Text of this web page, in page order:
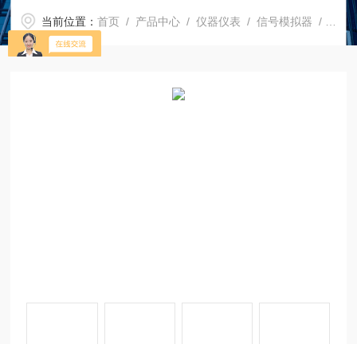
当前位置：首页 / 产品中心 /仪器仪表 /信号模拟器 / RGS9000GNSS信号模拟器